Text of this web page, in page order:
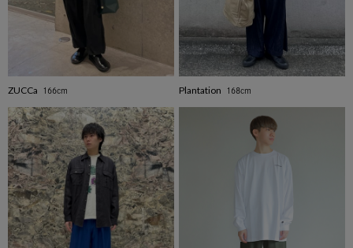
ZUCCa 166cm Plantation 168cm